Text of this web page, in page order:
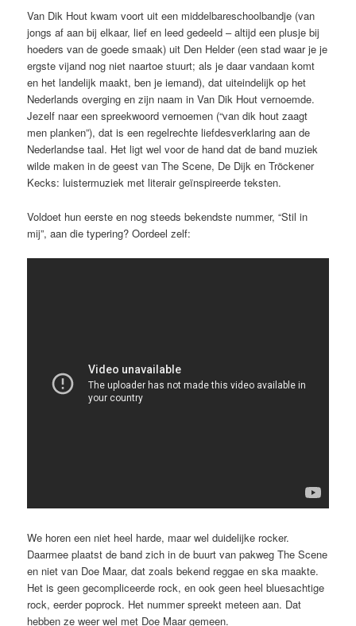
Van Dik Hout kwam voort uit een middelbareschoolbandje (van
jongs af aan bij elkaar, lief en leed gedeeld – altijd een plusje bij
hoeders van de goede smaak) uit Den Helder (een stad waar je je
ergste vijand nog niet naartoe stuurt; als je daar vandaan komt
en het landelijk maakt, ben je iemand), dat uiteindelijk op het
Nederlands overging en zijn naam in Van Dik Hout vernoemde.
Jezelf naar een spreekwoord vernoemen (“van dik hout zaagt
men planken”), dat is een regelrechte liefdesverklaring aan de
Nederlandse taal. Het ligt wel voor de hand dat de band muziek
wilde maken in de geest van The Scene, De Dijk en Tröckener
Kecks: luistermuziek met literair geïnspireerde teksten.
Voldoet hun eerste en nog steeds bekendste nummer, “Stil in
mij”, aan die typering? Oordeel zelf:
We horen een niet heel harde, maar wel duidelijke rocker.
Daarmee plaatst de band zich in de buurt van pakweg The Scene
en niet van Doe Maar, dat zoals bekend reggae en ska maakte.
Het is geen gecompliceerde rock, en ook geen heel bluesachtige
rock, eerder poprock. Het nummer spreekt meteen aan. Dat
hebben ze weer wel met Doe Maar gemeen.